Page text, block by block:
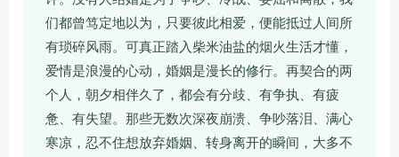
们都曾笃定地以为，只要彼此相爱，便能抵过人间所
有琐碎风雨。可真正踏入柴米油盐的烟火生活才懂，
爱情是浪漫的心动，婚姻是漫长的修行。再契合的两
个人，朝夕相伴久了，都会有分歧、有争执、有疲
惫、有失望。那些无数次深夜崩溃、争吵落泪、满心
寒凉，忍不住想放弃婚姻、转身离开的瞬间，大多不